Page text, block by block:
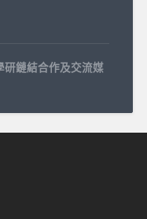
研鏈結合作及交流媒